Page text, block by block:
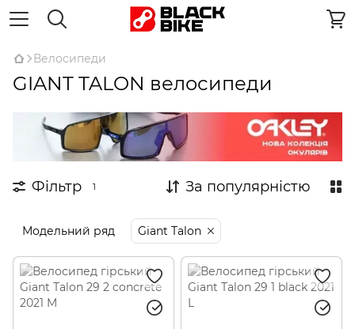
Велосипеди
GIANT TALON велосипеди
Фільтр 1 За популярністю
Модельний ряд Giant Talon